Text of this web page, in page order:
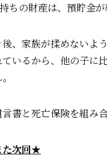
ちの財産は、預貯金が
後、家族が揉めないよ
ているから、他の子に
書と死亡保険を組み
次回★